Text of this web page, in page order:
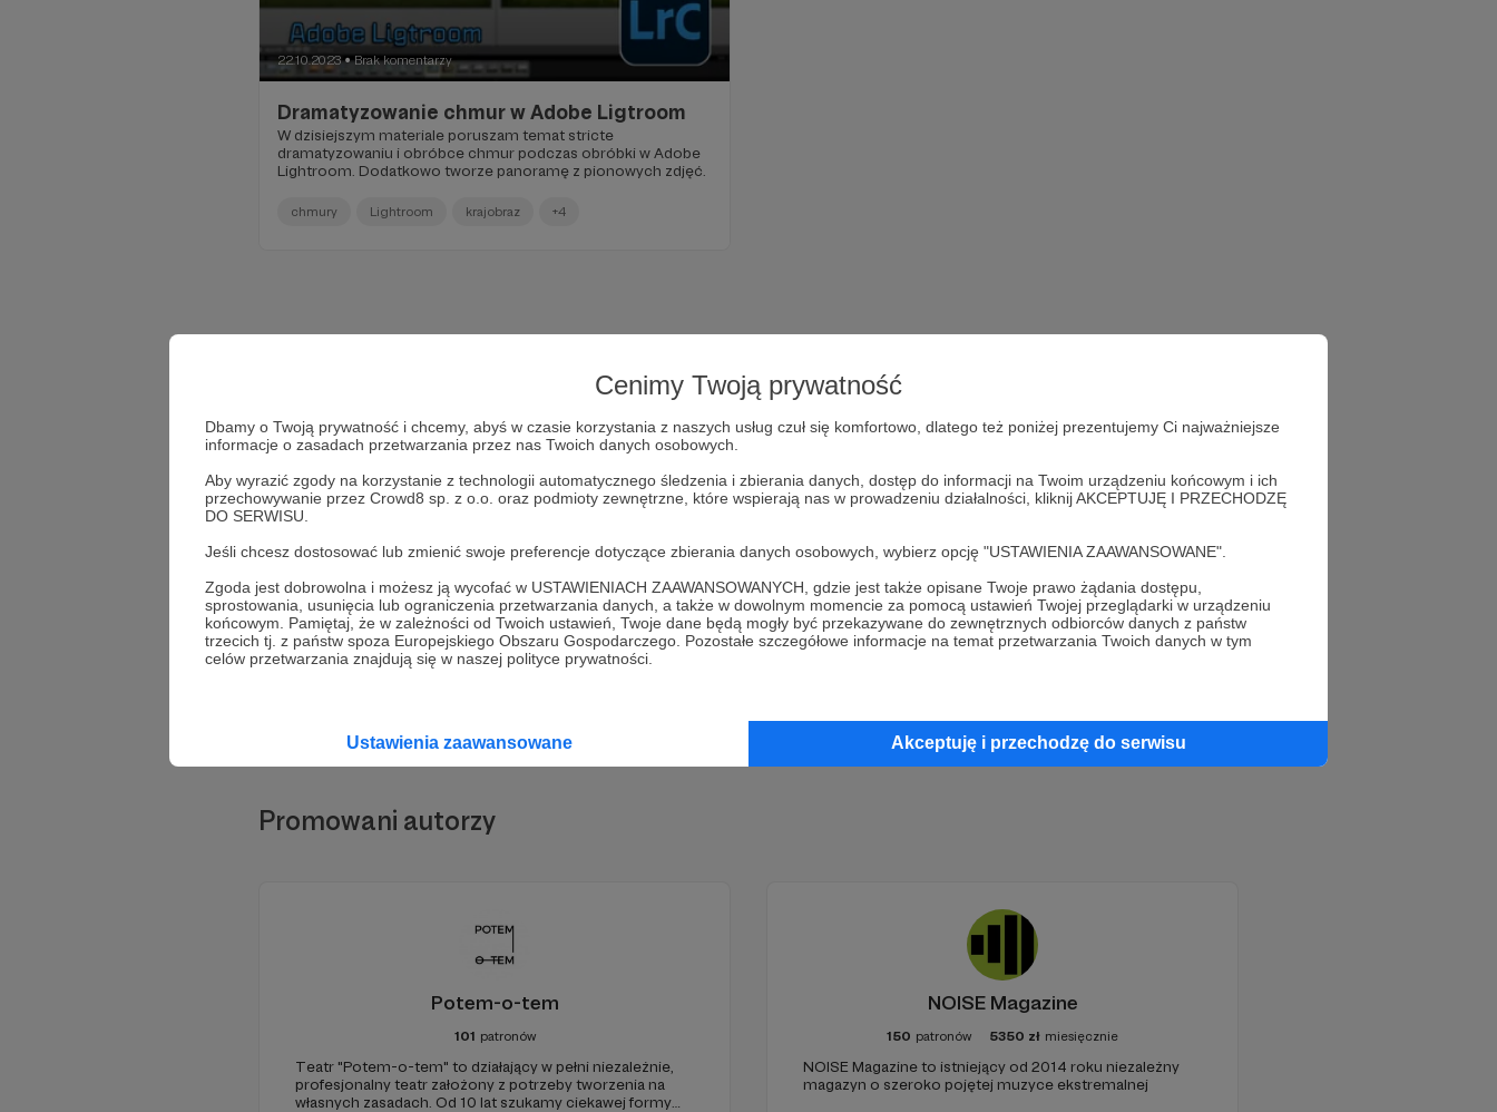
Cenimy Twoją prywatność
Dbamy o Twoją prywatność i chcemy, abyś w czasie korzystania z naszych usług czuł się komfortowo, dlatego też poniżej prezentujemy Ci najważniejsze
informacje o zasadach przetwarzania przez nas Twoich danych osobowych.
Aby wyrazić zgody na korzystanie z technologii automatycznego śledzenia i zbierania danych, dostęp do informacji na Twoim urządzeniu końcowym i ich
przechowywanie przez Crowd8 sp. z o.o. oraz podmioty zewnętrzne, które wspierają nas w prowadzeniu działalności, kliknij AKCEPTUJĘ I PRZECHODZĘ
DO SERWISU.
Jeśli chcesz dostosować lub zmienić swoje preferencje dotyczące zbierania danych osobowych, wybierz opcję "USTAWIENIA ZAAWANSOWANE".
Zgoda jest dobrowolna i możesz ją wycofać w USTAWIENIACH ZAAWANSOWANYCH, gdzie jest także opisane Twoje prawo żądania dostępu,
sprostowania, usunięcia lub ograniczenia przetwarzania danych, a także w dowolnym momencie za pomocą ustawień Twojej przeglądarki w urządzeniu
końcowym. Pamiętaj, że w zależności od Twoich ustawień, Twoje dane będą mogły być przekazywane do zewnętrznych odbiorców danych z państw
trzecich tj. z państw spoza Europejskiego Obszaru Gospodarczego. Pozostałe szczegółowe informacje na temat przetwarzania Twoich danych w tym
celów przetwarzania znajdują się w naszej polityce prywatności.
Ustawienia zaawansowane Akceptuję i przechodzę do serwisu
22.10.2023 ● Brak komentarzy
Dramatyzowanie chmur w Adobe Ligtroom
W dzisiejszym materiale poruszam temat stricte
dramatyzowaniu i obróbce chmur podczas obróbki w Adobe
Lightroom. Dodatkowo tworze panoramę z pionowych zdjęć.
chmury Lightroom krajobraz +4
Dołącz do grona Patronów!
Wesprzyj działalność AutoraSkrawki Puszczy | FOTOGRAFIAjuż teraz!
Promowani autorzy
Potem-o-tem
101 patronów
Teatr "Potem-o-tem" to działający w pełni niezależnie,
profesjonalny teatr założony z potrzeby tworzenia na
własnych zasadach. Od 10 lat szukamy ciekawej formy
NOISE Magazine
150 patronów 5350 zł miesięcznie
NOISE Magazine to istniejący od 2014 roku niezależny
magazyn o szeroko pojętej muzyce ekstremalnej